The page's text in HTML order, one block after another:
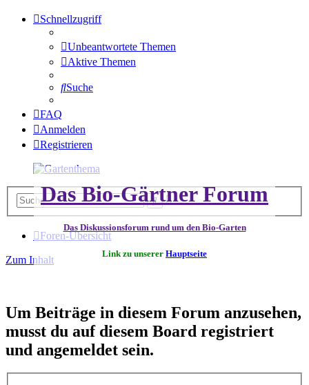
Schnellzugriff
Unbeantwortete Themen
Aktive Themen
Suche
FAQ
Anmelden
Registrieren
Das Bio-Gärtner Forum
Das Diskussionsforum rund um den Bio-Garten
Link zu unserer Hauptseite
SucheErweiterte
Foren-Übersicht
Zum Inhalt
Um Beiträge in diesem Forum anzusehen,
musst du auf diesem Board registriert
und angemeldet sein.